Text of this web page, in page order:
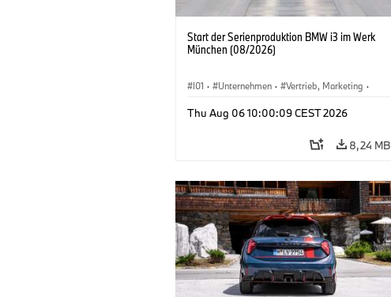
Start der Serienproduktion BMW i3 im Werk
München (08/2026)
I01 · Unternehmen · Vertrieb, Marketing ·
Thu Aug 06 10:00:09 CEST 2026
8,24 MB